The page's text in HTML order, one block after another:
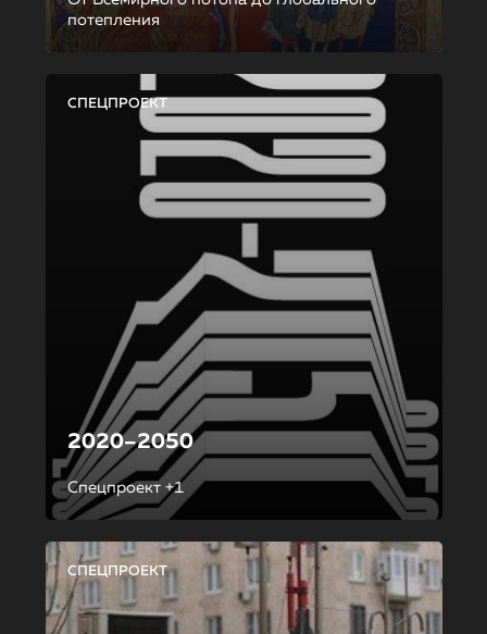
потепления
СПЕЦПРОЕКТ
2020–2050
Спецпроект +1
СПЕЦПРОЕКТ